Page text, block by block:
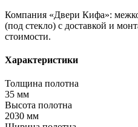
Компания «Двери Кифа»:
(под стекло) с доставкой и
стоимости.
Характеристики
Толщина полотна
35 мм
Высота полотна
2030 мм